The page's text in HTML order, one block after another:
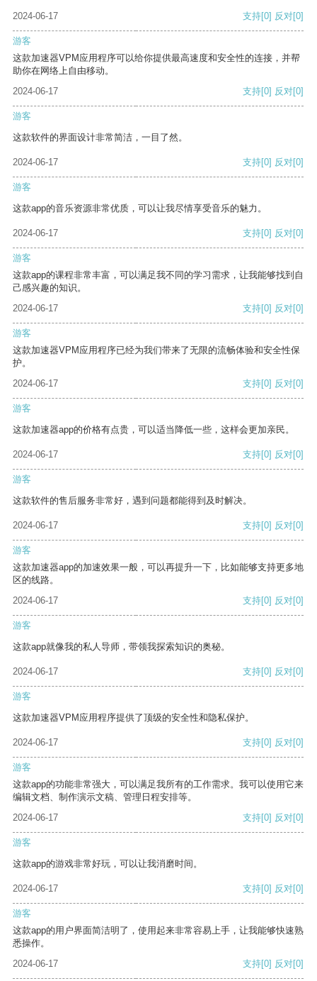
2024-06-17
支持[0] 反对[0]
游客
这款加速器VPM应用程序可以给你提供最高速度和安全性的连接，并帮
助你在网络上自由移动。
2024-06-17
支持[0] 反对[0]
游客
这款软件的界面设计非常简洁，一目了然。
2024-06-17 支持[0] 反对[0]
游客
这款app的音乐资源非常优质，可以让我尽情享受音乐的魅力。
2024-06-17 支持[0] 反对[0]
游客
这款app的课程非常丰富，可以满足我不同的学习需求，让我能够找到自
己感兴趣的知识。
2024-06-17
支持[0] 反对[0]
游客
这款加速器VPM应用程序已经为我们带来了无限的流畅体验和安全性保
护。
2024-06-17
支持[0] 反对[0]
游客
这款加速器app的价格有点贵，可以适当降低一些，这样会更加亲民。
2024-06-17 支持[0] 反对[0]
游客
这款软件的售后服务非常好，遇到问题都能得到及时解决。
2024-06-17 支持[0] 反对[0]
游客
这款加速器app的加速效果一般，可以再提升一下，比如能够支持更多地
区的线路。
2024-06-17
支持[0] 反对[0]
游客
这款app就像我的私人导师，带领我探索知识的奥秘。
2024-06-17 支持[0] 反对[0]
游客
这款加速器VPM应用程序提供了顶级的安全性和隐私保护。
2024-06-17 支持[0] 反对[0]
游客
这款app的功能非常强大，可以满足我所有的工作需求。我可以使用它来
编辑文档、制作演示文稿、管理日程安排等。
2024-06-17
支持[0] 反对[0]
游客
这款app的游戏非常好玩，可以让我消磨时间。
2024-06-17 支持[0] 反对[0]
游客
这款app的用户界面简洁明了，使用起来非常容易上手，让我能够快速熟
悉操作。
2024-06-17
支持[0] 反对[0]